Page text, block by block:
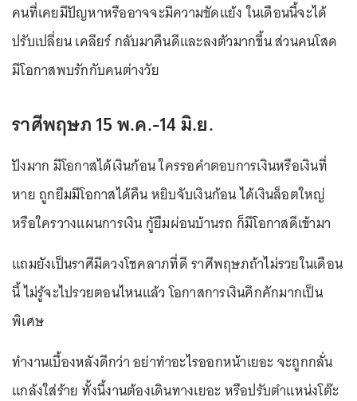
คนที่เคยมีปัญหาหรืออาจจะมีความขัดแย้ง ในเดือนนี้จะได้
ปรับเปลี่ยน เคลียร์ กลับมาคืนดีและลงตัวมากขึ้น ส่วนคนโสด
มีโอกาสพบรักกับคนต่างวัย
ราศีพฤษภ 15 พ.ค.-14 มิ.ย.
ปังมาก มีโอกาสได้เงินก้อน ใครรอคำตอบการเงินหรือเงินที่
หาย ถูกยืมมีโอกาสได้คืน หยิบจับเงินก้อน ได้เงินล็อตใหญ่
หรือใครวางแผนการเงิน กู้ยืมผ่อนบ้านรถ ก็มีโอกาสดีเข้ามา
แถมยังเป็นราศีมีดวงโชคลาภที่ดี ราศีพฤษภถ้าไม่รวยในเดือน
นี้ ไม่รู้จะไปรวยตอนไหนแล้ว โอกาสการเงินคึกคักมากเป็น
พิเศษ
ทำงานเบื้องหลังดีกว่า อย่าทำอะไรออกหน้าเยอะ จะถูกกลั่น
แกล้งใส่ร้าย ทั้งนี้งานต้องเดินทางเยอะ หรือปรับตำแหน่งโต๊ะ